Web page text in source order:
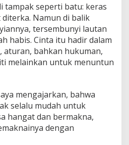
tampak seperti batu: keras
Namun di balik
tersembunyi lautan
habis. Cinta itu hadir dalam
bahkan hukuman,
melainkan untuk menuntun
mengajarkan, bahwa
selalu mudah untuk
hangat dan bermakna,
dengan